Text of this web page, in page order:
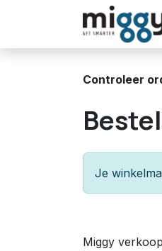
Overslaan naar inhoud
Controleer
Je
Miggy